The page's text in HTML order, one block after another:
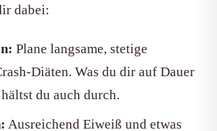
dabei:
Plane langsame, stetige
Diäten. Was du dir auf Dauer
du auch durch.
Ausreichend Eiweiß und etwas